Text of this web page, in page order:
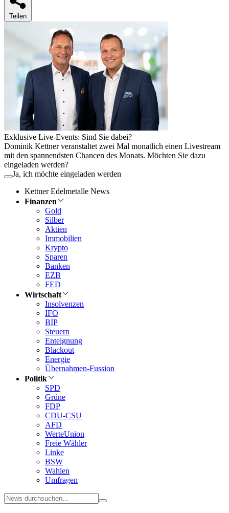
Teilen
Exklusive Live-Events: Sind Sie dabei?
Dominik Kettner veranstaltet zwei Mal monatlich einen Livestream
mit den spannendsten Chancen des Monats. Möchten Sie dazu
eingeladen werden?
Ja, ich möchte eingeladen werden
Kettner Edelmetalle News
Finanzen
Gold
Silber
Aktien
Immobilien
Krypto
Sparen
Banken
EZB
FED
Wirtschaft
Insolvenzen
IFO
BIP
Steuern
Enteignung
Blackout
Energie
Übernahmen-Fussion
Politik
SPD
Grüne
FDP
CDU-CSU
AFD
WerteUnion
Freie Wähler
Linke
BSW
Wahlen
Umfragen